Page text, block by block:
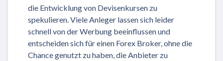
die Entwicklung von Devisenkursen zu
spekulieren. Viele Anleger lassen sich leider
schnell von der Werbung beeinflussen und
entscheiden sich für einen Forex Broker, ohne die
Chance genutzt zu haben, die Anbieter zu